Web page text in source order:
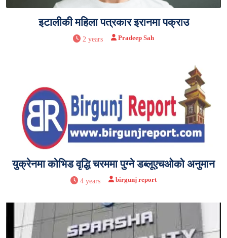
इटालीकी महिला पत्रकार इरानमा पक्राउ
2 years Pradeep Sah
युक्रेनमा कोभिड वृद्धि चरममा पुग्ने डब्लूएचओको अनुमान
4 years birgunj report